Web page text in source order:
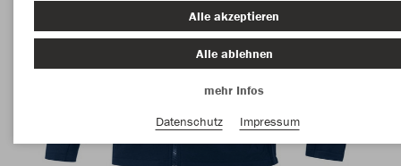
Alle akzeptieren
Alle ablehnen
mehr Infos
Datenschutz
Impressum